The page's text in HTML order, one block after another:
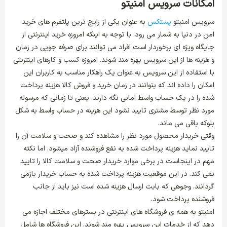
امکانات سرویس امنیتو
سرویس امنیتو پستکس به عنوان یکی از رایج ترین پلتفرم های خرید
امن در دنیا به شمار می رود. با توجه به اینکه امروزه خرید اینترنتی از
جایگاه ویژه ای برخوردار است افراد می توانند برای صرفه جویی در زمان
و هزینه ها از این سرویس بهره مند شوند. امروزه کسب و کارهای اینترنتی
با استفاده از این سرویس به عنوان یک راهکار مناسب به کاربران این
امکان را داده اند که بتوانند در زمان خرید و فروش کالا هزینه پرداخت
شده را در یک حساب واسط امانی نگه دارند. یعنی تا زمانی که مرسوله
مورد نظر توسط مشتری تایید نشود این هزینه در حساب واسط به شکل
بلوکه باقی می ماند.
وقتی خریدار محصول مورد نظر را مشاهده کند و صحت و سلامت آن را
تایید نماید هزینه پرداخت شده به نفع فروشنده آزاد میشود. اما نکته
مهم در اینجاست در برخی موارد خریدار صحت و سلامت کالا را تایید
نمی کند. در این موقعیت هزینه پرداخت شده به حساب خریدار بازمی
گردانند. وجوهی که بابت ارسال هزینه شده است نیز باید از جانب
فروشنده پرداخت شود.
امنیتو به همه ی فروشگاه های اینترنتی در بسترهای مختلف اجازه می
دهد که از خدمات این سرویس بهره مند شوند. این فروشگاه ها شامل